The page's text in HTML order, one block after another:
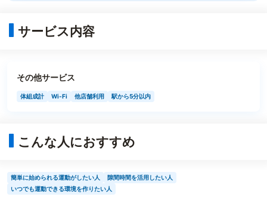
サービス内容
その他サービス
体組成計 Wi-Fi 他店舗利用 駅から5分以内
こんな人におすすめ
簡単に始められる運動がしたい人
隙間時間を活用したい人
いつでも運動できる環境を作りたい人